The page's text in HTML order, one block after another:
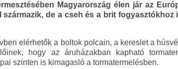
Magyarország élen jár az
származik, de a cseh és a brit
elérhetők a boltok polcain, a kereslet a
hogy az áruházakban kapható
szinten is kimagasló a tormatermelésben.